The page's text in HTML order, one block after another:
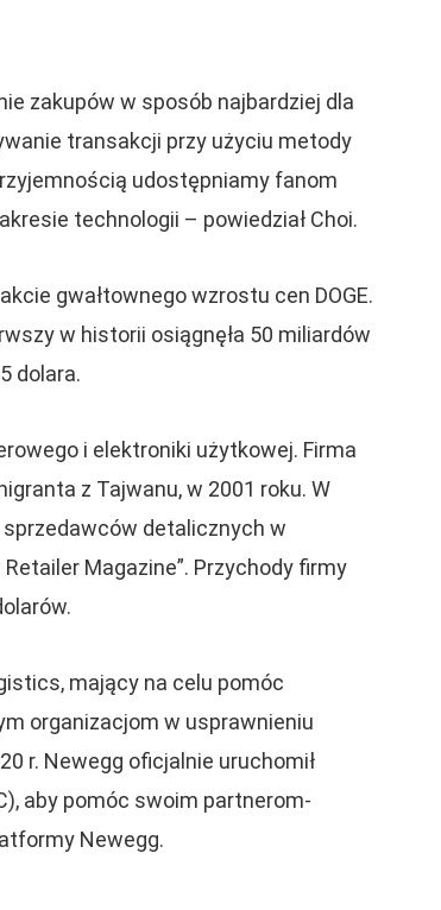
zakupów w sposób najbardziej dla
transakcji przy użyciu metody
udostępniamy fanom
technologii – powiedział Choi.
gwałtownego wzrostu cen DOGE.
w historii osiągnęła 50 miliardów
dolara.
i elektroniki użytkowej. Firma
z Tajwanu, w 2001 roku. W
sprzedawców detalicznych w
Magazine”. Przychody firmy
mający na celu pomóc
organizacjom w usprawnieniu
r. Newegg oficjalnie uruchomił
aby pomóc swoim partnerom-
Newegg.